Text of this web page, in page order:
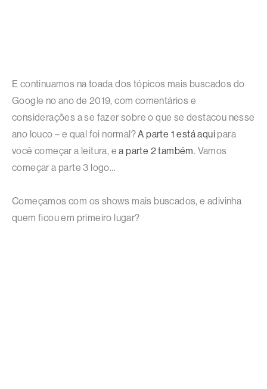
E continuamos na toada dos tópicos mais buscados do
Google no ano de 2019, com comentários e
considerações a se fazer sobre o que se destacou nesse
ano louco – e qual foi normal?A parte 1 está aqui para
você começar a leitura, ea parte 2 também. Vamos
começar a parte 3 logo…
Começamos com os shows mais buscados, e adivinha
quem ficou em primeiro lugar?